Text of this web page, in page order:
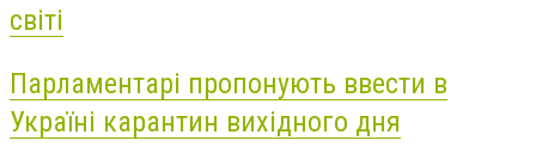
світі
Парламентарі пропонують ввести в
Україні карантин вихідного дня